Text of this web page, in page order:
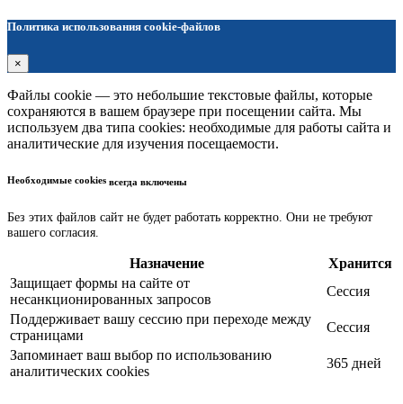
Политика использования cookie-файлов
×
Файлы cookie — это небольшие текстовые файлы, которые
сохраняются в вашем браузере при посещении сайта. Мы
используем два типа cookies: необходимые для работы сайта и
аналитические для изучения посещаемости.
Необходимые cookies всегда включены
Без этих файлов сайт не будет работать корректно. Они не требуют
вашего согласия.
Назначение
Хранится
Защищает формы на сайте от
несанкционированных запросов
Сессия
Поддерживает вашу сессию при переходе между
страницами
Сессия
Запоминает ваш выбор по использованию
аналитических cookies
365 дней